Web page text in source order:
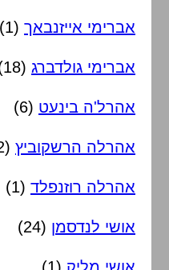
אברימי אייזנבאך (1)
אברימי גולדברג (18)
אהרל'ה בינעט (6)
אהרלה הרשקוביץ (2)
אהרלה רוזנפלד (1)
אושי לנדסמן (24)